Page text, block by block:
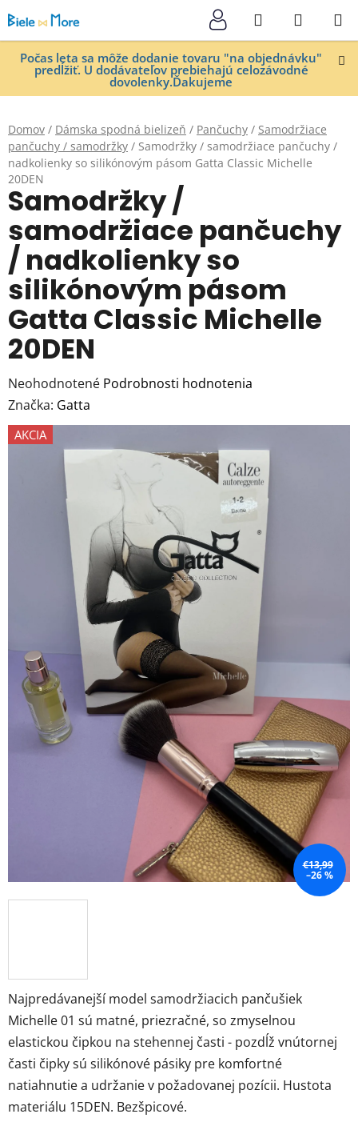
na
obsah
Počas leta sa môže dodanie tovaru "na objednávku"
predĺžiť. U dodávateľov prebiehajú celozávodné
dovolenky.Ďakujeme
Hľadať
KOŠÍK
Domov / Dámska spodná bielizeň / Pančuchy / Samodržiace
pančuchy / samodržky / Samodržky / samodržiace pančuchy /
nadkolienky so silikónovým pásom Gatta Classic Michelle
20DEN
Najpredávanejší model samodržiacich pančušiek
Michelle 01 sú matné, priezračné, so zmyselnou
elastickou čipkou na stehennej časti - pozdĺž vnútornej
časti čipky sú silikónové pásiky pre komfortné
natiahnutie a udržanie v požadovanej pozícii. Hustota
materiálu 15DEN. Bezšpicové.
Samodržky /
samodržiace pančuchy
/ nadkolienky so
silikónovým pásom
Gatta Classic Michelle
20DEN
Priemerné
hodnotenie
produktu
je
hviezdičiek.
Neohodnotené Podrobnosti hodnotenia
Značka: Gatta
AKCIA
€13,99
–26 %